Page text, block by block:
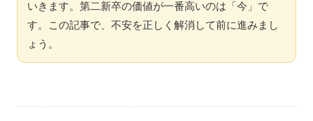
いきます。第二新卒の価値が一番高いのは「今」で
す。この記事で、不安を正しく解消して前に進みまし
ょう。